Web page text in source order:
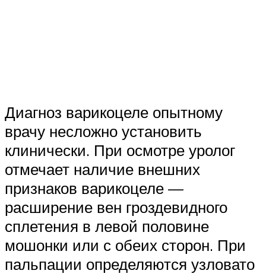
Диагноз варикоцеле опытному
врачу несложно установить
клинически. При осмотре уролог
отмечает наличие внешних
признаков варикоцеле —
расширение вен гроздевидного
сплетения в левой половине
мошонки или с обеих сторон. При
пальпации определяются узловато